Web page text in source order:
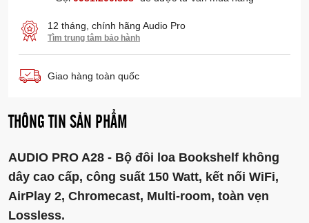
cấp, điều chỉnh các tính năng trên loa như tín hiệu đầu vào,
âm lượng, preset...
12 tháng, chính hãng Audio Pro
Tìm trung tâm bảo hành
Giao hàng toàn quốc
THÔNG TIN SẢN PHẨM
AUDIO PRO A28 - Bộ đôi loa Bookshelf không
dây cao cấp, công suất 150 Watt, kết nối WiFi,
AirPlay 2, Chromecast, Multi-room, toàn vẹn
Lossless.